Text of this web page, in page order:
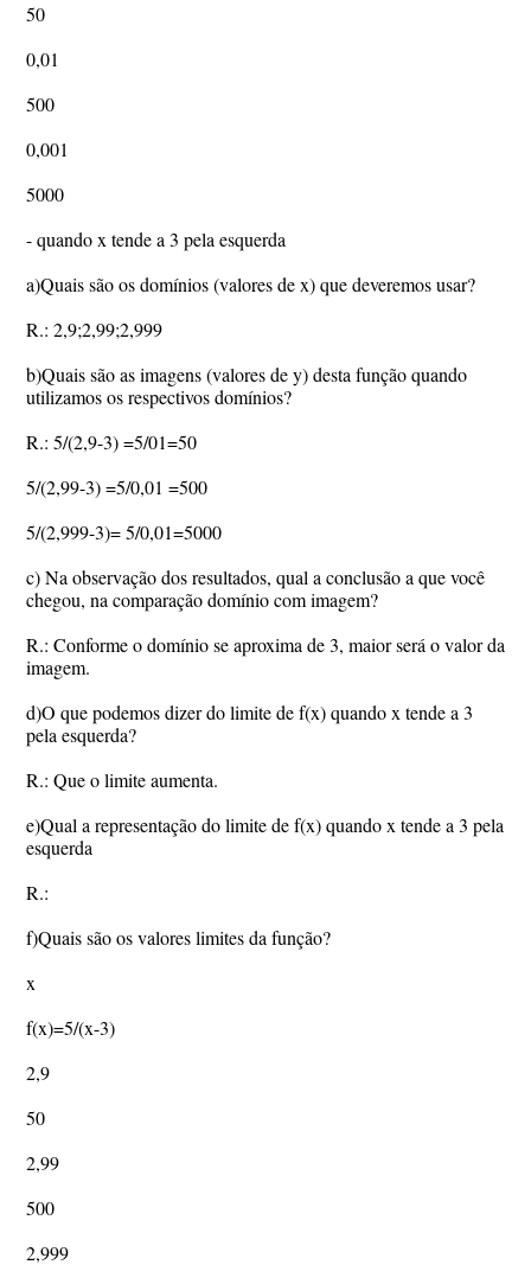
50
0,01
500
0,001
5000
- quando x tende a 3 pela esquerda
a)Quais são os domínios (valores de x) que deveremos usar?
R.: 2,9;2,99;2,999
b)Quais são as imagens (valores de y) desta função quando
utilizamos os respectivos domínios?
R.: 5/(2,9-3) =5/01=50
5/(2,99-3) =5/0,01 =500
5/(2,999-3)= 5/0,01=5000
c) Na observação dos resultados, qual a conclusão a que você
chegou, na comparação domínio com imagem?
R.: Conforme o domínio se aproxima de 3, maior será o valor da
imagem.
d)O que podemos dizer do limite de f(x) quando x tende a 3
pela esquerda?
R.: Que o limite aumenta.
e)Qual a representação do limite de f(x) quando x tende a 3 pela
esquerda
R.:
f)Quais são os valores limites da função?
x
f(x)=5/(x-3)
2,9
50
2,99
500
2,999